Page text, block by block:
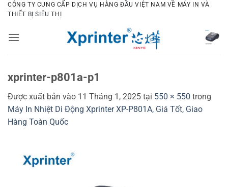
Bỏ
qua
dung
CÔNG TY CUNG CẤP DỊCH VỤ HÀNG ĐẦU VIỆT NAM VỀ MÁY IN VÀ
THIẾT BỊ SIÊU THỊ
xprinter-p801a-p1
Được xuất bản vào 11 Tháng 1, 2025 tại 550 × 550 trong
Máy In Nhiệt Di Động Xprinter XP-P801A, Giá Tốt, Giao
Hàng Toàn Quốc